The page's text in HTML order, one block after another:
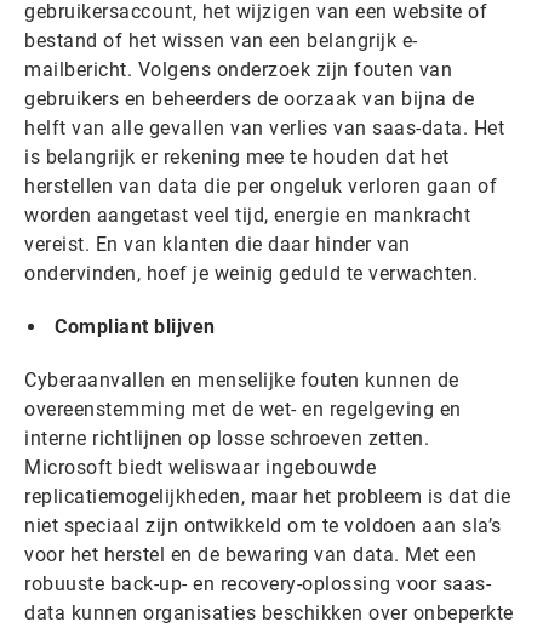
gebruikersaccount, het wijzigen van een website of
bestand of het wissen van een belangrijk e-
mailbericht. Volgens onderzoek zijn fouten van
gebruikers en beheerders de oorzaak van bijna de
helft van alle gevallen van verlies van saas-data. Het
is belangrijk er rekening mee te houden dat het
herstellen van data die per ongeluk verloren gaan of
worden aangetast veel tijd, energie en mankracht
vereist. En van klanten die daar hinder van
ondervinden, hoef je weinig geduld te verwachten.
Compliant blijven
Cyberaanvallen en menselijke fouten kunnen de
overeenstemming met de wet- en regelgeving en
interne richtlijnen op losse schroeven zetten.
Microsoft biedt weliswaar ingebouwde
replicatiemogelijkheden, maar het probleem is dat die
niet speciaal zijn ontwikkeld om te voldoen aan sla’s
voor het herstel en de bewaring van data. Met een
robuuste back-up- en recovery-oplossing voor saas-
data kunnen organisaties beschikken over onbeperkte